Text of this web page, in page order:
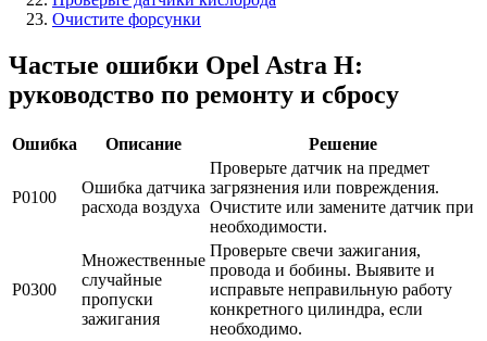
Очистите форсунки
Частые ошибки Opel Astra H:
руководство по ремонту и сбросу
Ошибка Описание Решение
P0100
Ошибка датчика
расхода воздуха
Проверьте датчик на предмет
загрязнения или повреждения.
Очистите или замените датчик при
необходимости.
P0300
Множественные
случайные
пропуски
зажигания
Проверьте свечи зажигания,
провода и бобины. Выявите и
исправьте неправильную работу
конкретного цилиндра, если
необходимо.